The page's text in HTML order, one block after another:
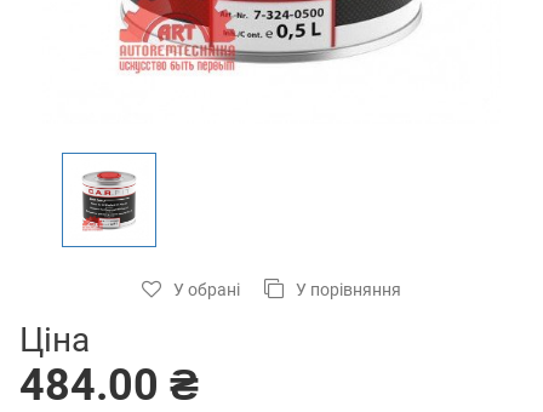
У обрані У порівняння
Ціна
484.00 ₴